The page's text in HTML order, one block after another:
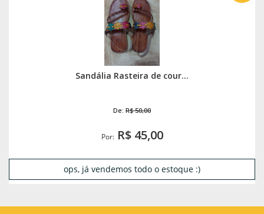
Sandália Rasteira de cour...
De: R$ 50,00
Por:R$ 45,00
ops, já vendemos todo o estoque :)